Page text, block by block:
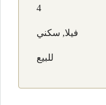
4
فيلا, سكني
للبيع